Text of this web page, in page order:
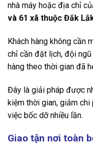
nhà máy hoặc địa chỉ
và 61 xã thuộc Đắk
Khách hàng không cần
chỉ cần đặt lịch, đội
hàng theo thời gian đã
Đây là giải pháp được
kiệm thời gian, giảm chi
việc bốc dỡ nhiều lần.
Giao tận nơi toàn